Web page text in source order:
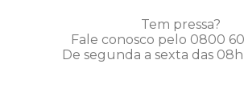
Tem pressa?
Fale conosco pelo 0800
De segunda a sexta das 08h